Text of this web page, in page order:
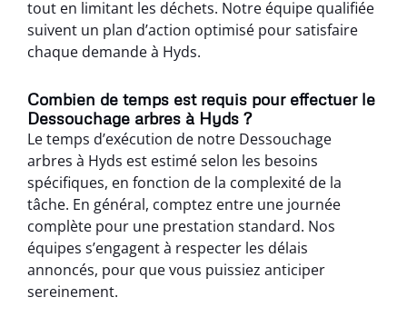
tout en limitant les déchets. Notre équipe qualifiée
suivent un plan d’action optimisé pour satisfaire
chaque demande à Hyds.
Combien de temps est requis pour effectuer le
Dessouchage arbres à Hyds ?
Le temps d’exécution de notre Dessouchage
arbres à Hyds est estimé selon les besoins
spécifiques, en fonction de la complexité de la
tâche. En général, comptez entre une journée
complète pour une prestation standard. Nos
équipes s’engagent à respecter les délais
annoncés, pour que vous puissiez anticiper
sereinement.